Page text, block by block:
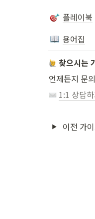
플레이북
용어집
찾으시는
언제든지 문
1:1 상담
이전 가